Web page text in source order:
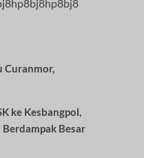
Curanmor,
ke Kesbangpol,
Besar